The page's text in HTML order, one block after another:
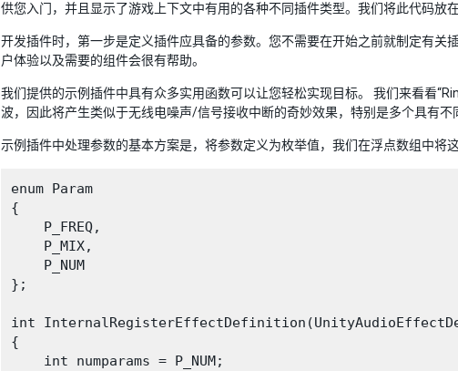
供您入门，并且显示了游戏上下文中有用的各种不同插件类型。我们将此代码放
开发插件时，第一步是定义插件应具备的参数。您不需要在开始之前就制定有关
户体验以及需要的组件会很有帮助。
我们提供的示例插件中具有众多实用函数可以让您轻松实现目标。 我们来看看
波，因此将产生类似于无线电噪声/信号接收中断的奇妙效果，特别是多个具有不
示例插件中处理参数的基本方案是，将参数定义为枚举值，我们在浮点数组中将
enum Param
{
    P_FREQ,
    P_MIX,
    P_NUM
};
int
{
    int numparams = P_NUM;